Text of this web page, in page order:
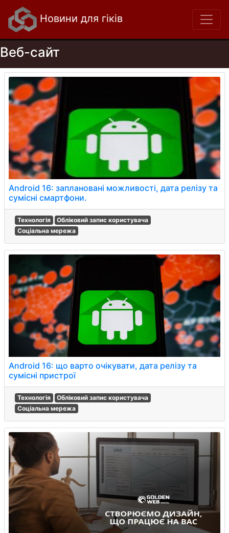
Новини для гіків
Веб-сайт
Android 16: заплановані можливості, дата релізу та
сумісні смартфони.
Технологія
Обліковий запис користувача
Соціальна мережа
Android 16: що варто очікувати, дата релізу та
сумісні пристрої
Технологія
Обліковий запис користувача
Соціальна мережа